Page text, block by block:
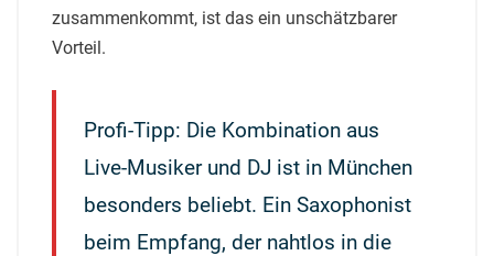
zusammenkommt, ist das ein unschätzbarer
Vorteil.
Profi-Tipp: Die Kombination aus
Live-Musiker und DJ ist in München
besonders beliebt. Ein Saxophonist
beim Empfang, der nahtlos in die